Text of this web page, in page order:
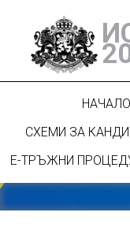
НАЧАЛО
СХЕМИ ЗА
Е-ТРЪЖНИ